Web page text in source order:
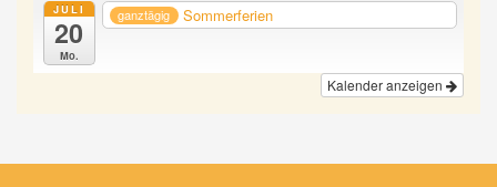
JULI
20
Mo.
ganztägig Sommerferien
Kalender anzeigen